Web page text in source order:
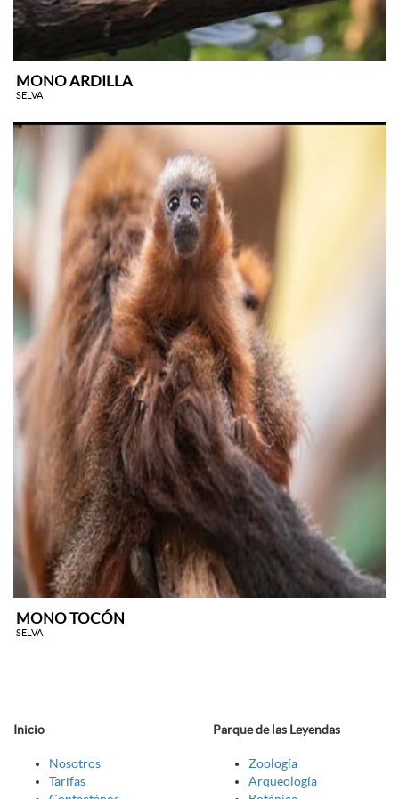
MONO ARDILLA
SELVA
MONO TOCÓN
SELVA
Inicio
Nosotros
Tarifas
Parque de las Leyendas
Zoología
Arqueología